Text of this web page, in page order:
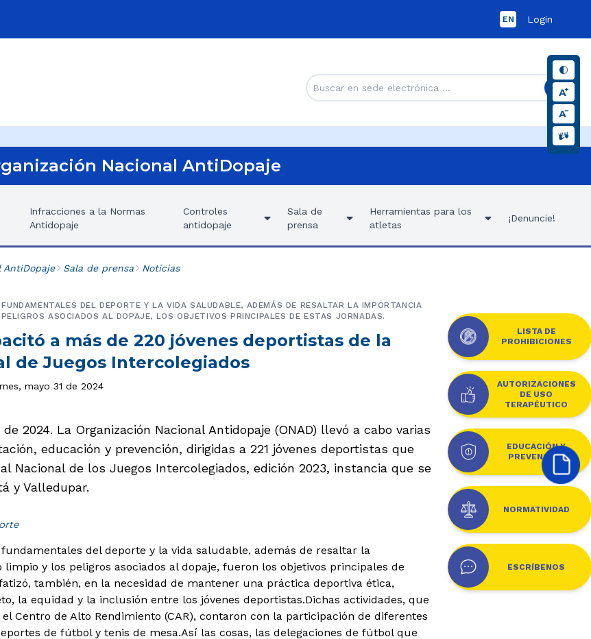
EN Login
Nacional AntiDopaje
Infracciones a la Normas
Antidopaje
Controles
antidopaje
Sala de
prensa
Herramientas para los
atletas
¡Denuncie!
AntiDopaje Sala de prensa Noticias
a más de 220 jóvenes deportistas de la
de Juegos Intercolegiados
DEL DEPORTE Y LA VIDA SALUDABLE, ADEMÁS DE RESALTAR LA IMPORTANCIA
ASOCIADOS AL DOPAJE, LOS OBJETIVOS PRINCIPALES DE ESTAS JORNADAS.
mayo 31 de 2024
de 2024. La Organización Nacional Antidopaje (ONAD) llevó a cabo varias
educación y prevención, dirigidas a 221 jóvenes deportistas que
Nacional de los Juegos Intercolegiados, edición 2023, instancia que se
y Valledupar.
del deporte y la vida saludable, además de resaltar la
y los peligros asociados al dopaje, fueron los objetivos principales de
también, en la necesidad de mantener una práctica deportiva ética,
la equidad y la inclusión entre los jóvenes deportistas.Dichas actividades, que
Centro de Alto Rendimiento (CAR), contaron con la participación de diferentes
de fútbol y tenis de mesa.Así las cosas, las delegaciones de fútbol que
LISTA DE
PROHIBICIONES
AUTORIZACIONES
DE USO
TERAPÉUTICO
EDUCACIÓN Y
PREVENCIÓN
NORMATIVIDAD
ESCRÍBENOS